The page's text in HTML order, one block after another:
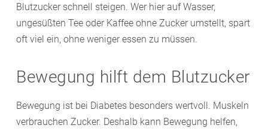
Blutzucker schnell steigen. Wer hier auf Wasser,
ungesüßten Tee oder Kaffee ohne Zucker umstellt, spart
oft viel ein, ohne weniger essen zu müssen.
Bewegung hilft dem Blutzucker
Bewegung ist bei Diabetes besonders wertvoll. Muskeln
verbrauchen Zucker. Deshalb kann Bewegung helfen,